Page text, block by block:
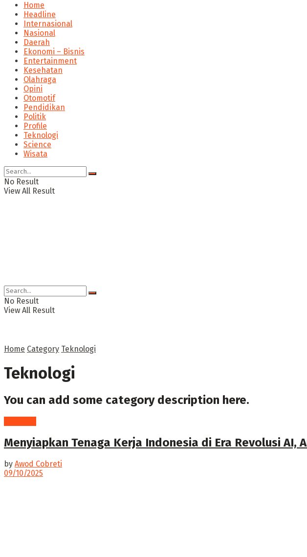
Home
Headline
Internasional
Nasional
Daerah
Ekonomi – Bisnis
Entertainment
Kesehatan
Olahraga
Opini
Otomotif
Pendidikan
Politik
Profile
Teknologi
Science
Wisata
No Result
View All Result
No Result
View All Result
Home Category Teknologi
Teknologi
You can add some category description here.
Menyiapkan Tenaga Kerja Indonesia di Era Revolusi AI,
by Awod Cobreti
09/10/2025